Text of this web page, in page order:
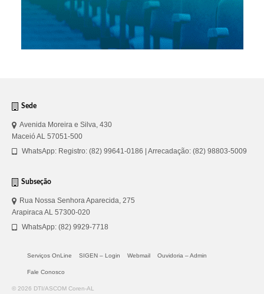
Sede
Avenida Moreira e Silva, 430
Maceió AL 57051-500
WhatsApp: Registro: (82) 99641-0186 | Arrecadação: (82) 98803-5009
Subseção
Rua Nossa Senhora Aparecida, 275
Arapiraca AL 57300-020
WhatsApp: (82) 9929-7718
Serviços OnLine SIGEN – Login Webmail Ouvidoria – Admin
Fale Conosco
© 2026 DTI/ASCOM Coren-AL